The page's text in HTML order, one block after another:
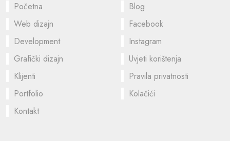
Početna
Web dizajn
Development
Grafički dizajn
Klijenti
Portfolio
Kontakt
Blog
Facebook
Instagram
Uvjeti korištenja
Pravila privatnosti
Kolačići